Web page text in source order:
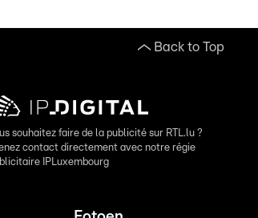
Back to Top
souhaitez faire de la publicité sur RTL.lu ?
contact directement avec notre régie
IPLuxembourg